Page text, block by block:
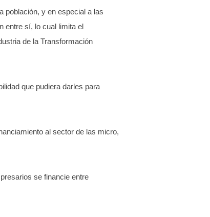
población, y en especial a las
entre sí, lo cual limita el
de la Transformación
que pudiera darles para
al sector de las micro,
se financie entre